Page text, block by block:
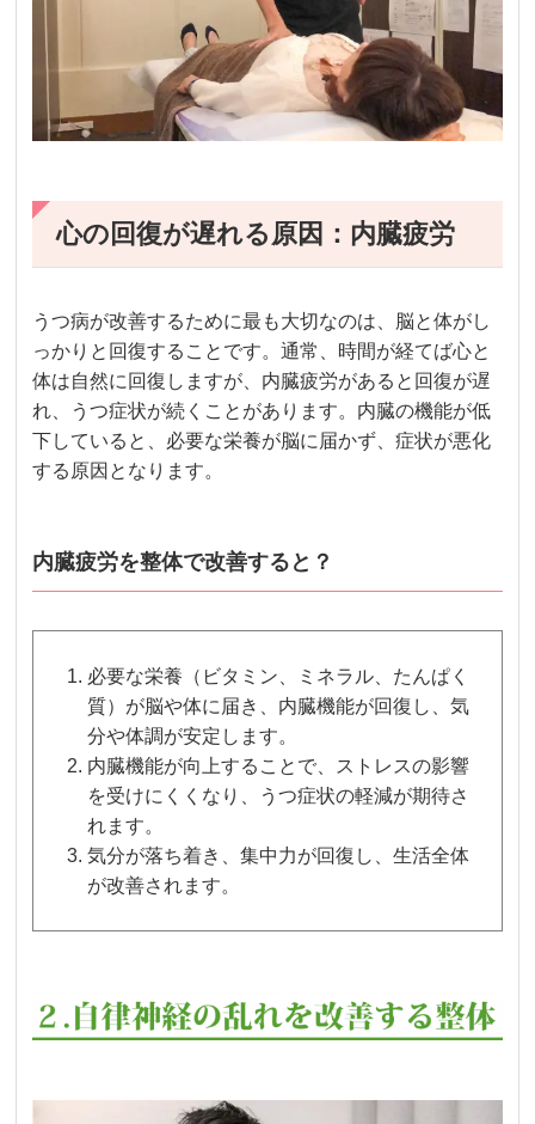
心の回復が遅れる原因：内臓疲労
うつ病が改善するために最も大切なのは、脳と体がし
っかりと回復することです。通常、時間が経てば心と
体は自然に回復しますが、内臓疲労があると回復が遅
れ、うつ症状が続くことがあります。内臓の機能が低
下していると、必要な栄養が脳に届かず、症状が悪化
する原因となります。
内臓疲労を整体で改善すると？
必要な栄養（ビタミン、ミネラル、たんぱく
質）が脳や体に届き、内臓機能が回復し、気
分や体調が安定します。
内臓機能が向上することで、ストレスの影響
を受けにくくなり、うつ症状の軽減が期待さ
れます。
気分が落ち着き、集中力が回復し、生活全体
が改善されます。